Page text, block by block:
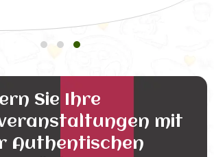
Sie Ihre
mit
Authentischen